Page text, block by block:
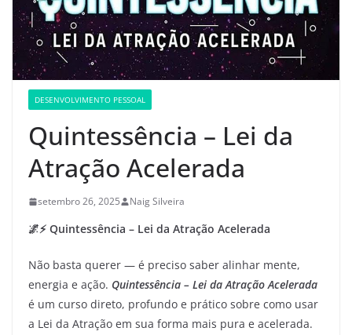
DESENVOLVIMENTO PESSOAL
Quintessência – Lei da
Atração Acelerada
setembro 26, 2025 Naig Silveira
🌌⚡ Quintessência – Lei da Atração Acelerada
Não basta querer — é preciso saber alinhar mente,
energia e ação. Quintessência – Lei da Atração Acelerada
é um curso direto, profundo e prático sobre como usar
a Lei da Atração em sua forma mais pura e acelerada.